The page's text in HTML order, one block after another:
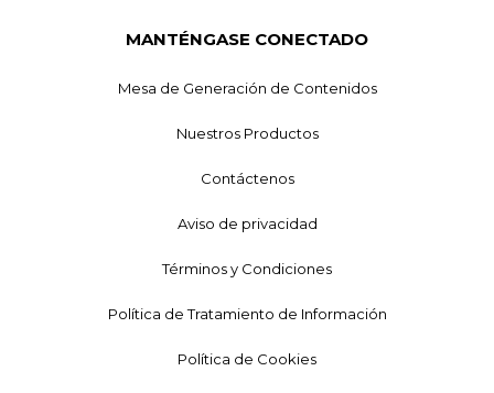
MANTÉNGASE CONECTADO
Mesa de Generación de Contenidos
Nuestros Productos
Contáctenos
Aviso de privacidad
Términos y Condiciones
Política de Tratamiento de Información
Política de Cookies